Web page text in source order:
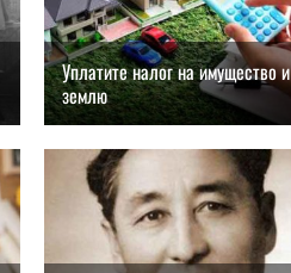
Уплатите налог на имущество и
землю
26.08.2018, 19:00